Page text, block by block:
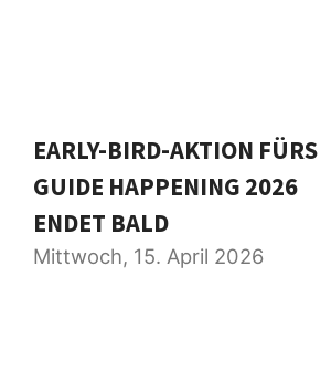
EARLY-BIRD-AKTION FÜRS
GUIDE HAPPENING 2026
ENDET BALD
Mittwoch, 15. April 2026